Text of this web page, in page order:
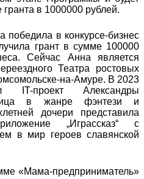
в 1000000 рублей.
победила в конкурсе-бизнес
грант в сумме 100000
Сейчас Анна является
Театра ростовых
на-Амуре. В 2023
проект Александры
в жанре фэнтези и
дочери представила
„Играссказ“ с
в мир героев славянской
«Мама-предприниматель»